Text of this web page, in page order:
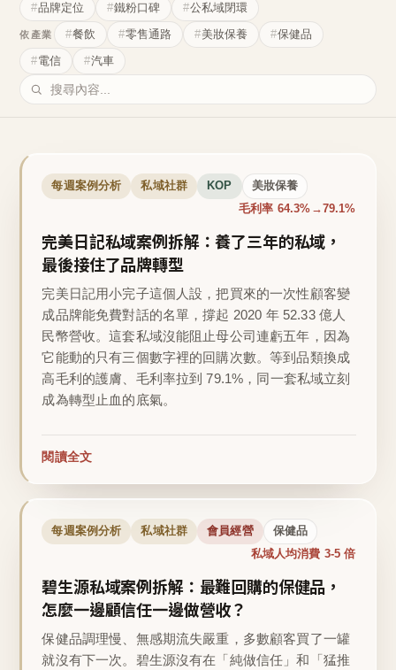
品牌定位
鐵粉口碑 公私域閉環
依產業 餐飲 零售通路 美妝保養
保健品
電信
汽車
每週案例分析 私域社群 KOP 美妝保養
毛利率 64.3%→79.1%
完美日記私域案例拆解：養了三年的私域，
最後接住了品牌轉型
完美日記用小完子這個人設，把買來的一次性顧客變
成品牌能免費對話的名單，撐起 2020 年 52.33 億人
民幣營收。這套私域沒能阻止母公司連虧五年，因為
它能動的只有三個數字裡的回購次數。等到品類換成
高毛利的護膚、毛利率拉到 79.1%，同一套私域立刻
成為轉型止血的底氣。
閱讀全文
每週案例分析 私域社群 會員經營 保健品
私域人均消費 3-5 倍
碧生源私域案例拆解：最難回購的保健品，
怎麼一邊顧信任一邊做營收？
保健品調理慢、無感期流失嚴重，多數顧客買了一罐
就沒有下一次。碧生源沒有在「純做信任」和「猛推